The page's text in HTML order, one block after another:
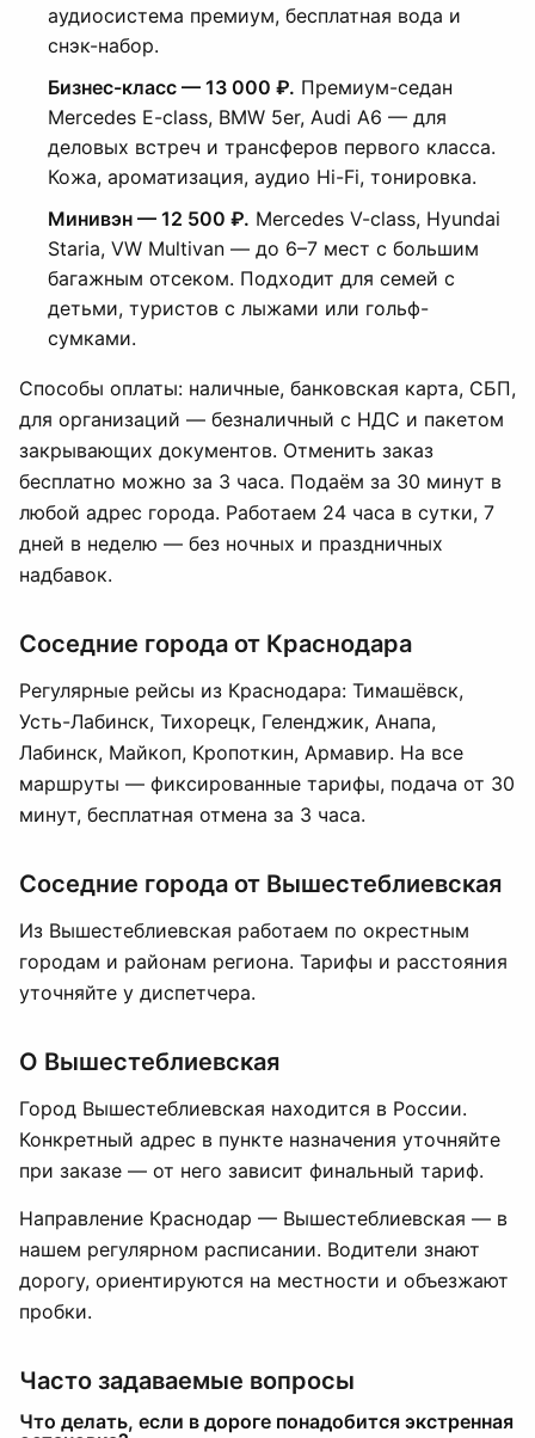
аудиосистема премиум, бесплатная вода и
снэк-набор.
Бизнес-класс — 13 000 ₽. Премиум-седан
Mercedes E-class, BMW 5er, Audi A6 — для
деловых встреч и трансферов первого класса.
Кожа, ароматизация, аудио Hi-Fi, тонировка.
Минивэн — 12 500 ₽. Mercedes V-class, Hyundai
Staria, VW Multivan — до 6–7 мест с большим
багажным отсеком. Подходит для семей с
детьми, туристов с лыжами или гольф-
сумками.
Способы оплаты: наличные, банковская карта, СБП,
для организаций — безналичный с НДС и пакетом
закрывающих документов. Отменить заказ
бесплатно можно за 3 часа. Подаём за 30 минут в
любой адрес города. Работаем 24 часа в сутки, 7
дней в неделю — без ночных и праздничных
надбавок.
Соседние города от Краснодара
Регулярные рейсы из Краснодара: Тимашёвск,
Усть-Лабинск, Тихорецк, Геленджик, Анапа,
Лабинск, Майкоп, Кропоткин, Армавир. На все
маршруты — фиксированные тарифы, подача от 30
минут, бесплатная отмена за 3 часа.
Соседние города от Вышестеблиевская
Из Вышестеблиевская работаем по окрестным
городам и районам региона. Тарифы и расстояния
уточняйте у диспетчера.
О Вышестеблиевская
Город Вышестеблиевская находится в России.
Конкретный адрес в пункте назначения уточняйте
при заказе — от него зависит финальный тариф.
Направление Краснодар — Вышестеблиевская — в
нашем регулярном расписании. Водители знают
дорогу, ориентируются на местности и объезжают
пробки.
Часто задаваемые вопросы
Что делать, если в дороге понадобится экстренная